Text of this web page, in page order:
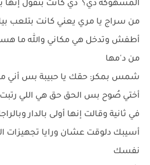
المسهوكة دي؟ دي كانت بتقول إنها
من سراج يا مري يعني كانت بتلعب
أطفش وتدخل هي مكاني والله ما
من د'مها
شمس بمكر: حقك يا حبيبة بس أني
أختي صُوح بس الحق حق هي اللي
في ثانية وقالت إنها أولى بالدار
أسيبك دلوقت عشان ورايا تجهيزات
نفسك